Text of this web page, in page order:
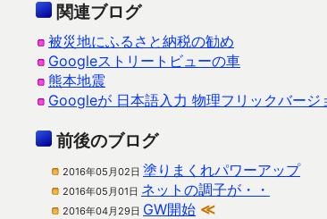
関連ブログ
被災地にふるさと納税の勧め
Googleストリートビューの車
熊本地震
Googleが 日本語入力 物理フリックバージ
前後のブログ
2016年05月02日 塗りまくれパワーアップ
2016年05月01日 ネットの調子が・・
2016年04月29日 GW開始 ≪